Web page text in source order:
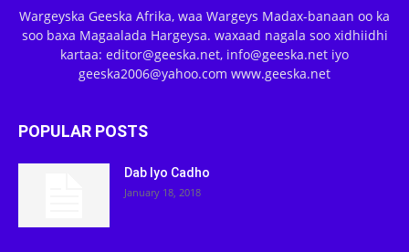
Wargeyska Geeska Afrika, waa Wargeys Madax-banaan oo ka
soo baxa Magaalada Hargeysa. waxaad nagala soo xidhiidhi
kartaa: editor@geeska.net, info@geeska.net iyo
geeska2006@yahoo.com www.geeska.net
POPULAR POSTS
Dab Iyo Cadho
January 18, 2018